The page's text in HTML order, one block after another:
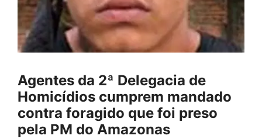
Agentes da 2ª Delegacia de
Homicídios cumprem mandado
contra foragido que foi preso
pela PM do Amazonas